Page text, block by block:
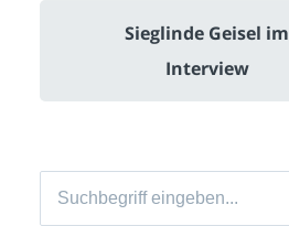
Sieglinde Geisel im
Interview
Suche